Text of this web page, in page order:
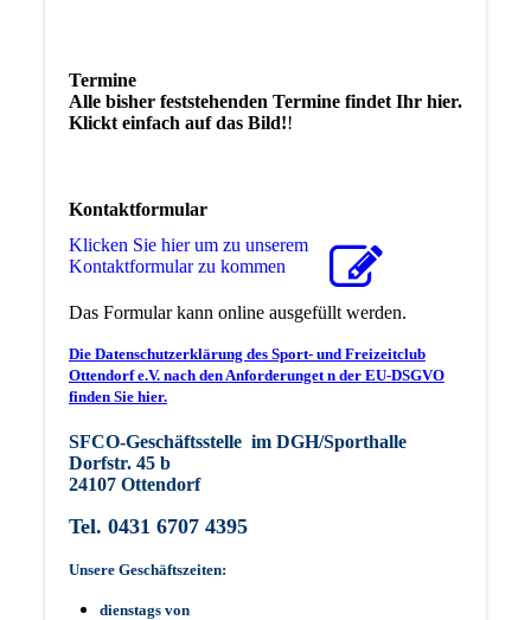
Termine
Alle bisher feststehenden Termine findet Ihr hier.
Klickt einfach auf das Bild!!
Kontaktformular
Klicken Sie hier um zu unserem
Kon­takt­for­mu­lar zu kommen
Das Formular kann online ausgefüllt werden.
Die Datenschutzerklärung des Sport- und Freizeitclub
Ottendorf e.V. nach den Anforderunget n der EU-DSGVO
finden Sie hier.
SFCO-Geschäftsstelle im DGH/Sporthalle
Dorfstr. 45 b
24107 Ottendorf
Tel. 0431 6707 4395
Unsere Geschäftszeiten:
dienstags von